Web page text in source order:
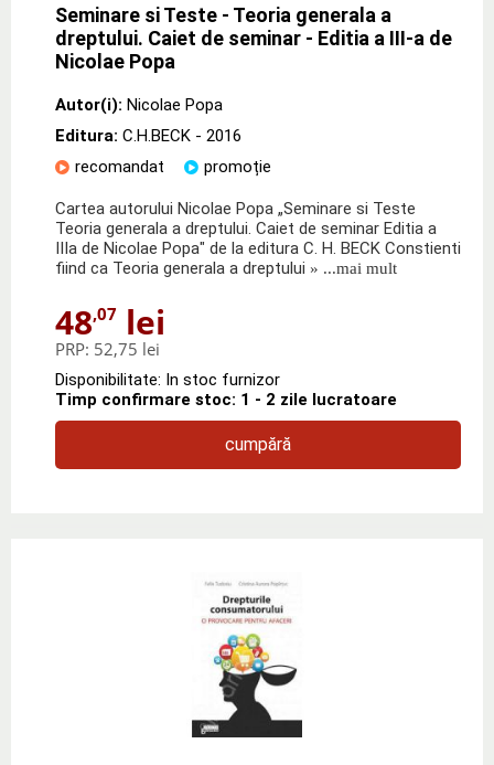
Seminare si Teste - Teoria generala a
dreptului. Caiet de seminar - Editia a III-a de
Nicolae Popa
Autor(i): Nicolae Popa
Editura: C.H.BECK - 2016
recomandat
promoție
Cartea autorului Nicolae Popa „Seminare si Teste
Teoria generala a dreptului. Caiet de seminar Editia a
IIIa de Nicolae Popa" de la editura C. H. BECK Constienti
fiind ca Teoria generala a dreptului » ...mai mult
48,07 lei
PRP: 52,75 lei
Disponibilitate: In stoc furnizor
Timp confirmare stoc: 1 - 2 zile lucratoare
cumpără